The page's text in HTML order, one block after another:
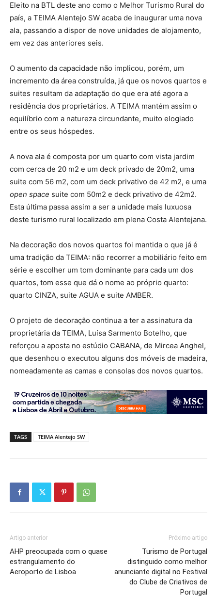
Eleito na BTL deste ano como o Melhor Turismo Rural do
país, a TEIMA Alentejo SW acaba de inaugurar uma nova
ala, passando a dispor de nove unidades de alojamento,
em vez das anteriores seis.
O aumento da capacidade não implicou, porém, um
incremento da área construída, já que os novos quartos e
suites resultam da adaptação do que era até agora a
residência dos proprietários. A TEIMA mantém assim o
equilíbrio com a natureza circundante, muito elogiado
entre os seus hóspedes.
A nova ala é composta por um quarto com vista jardim
com cerca de 20 m2 e um deck privado de 20m2, uma
suite com 56 m2, com um deck privativo de 42 m2, e uma
open space suite com 50m2 e deck privativo de 42m2.
Esta última passa assim a ser a unidade mais luxuosa
deste turismo rural localizado em plena Costa Alentejana.
Na decoração dos novos quartos foi mantida o que já é
uma tradição da TEIMA: não recorrer a mobiliário feito em
série e escolher um tom dominante para cada um dos
quartos, tom esse que dá o nome ao próprio quarto:
quarto CINZA, suite AGUA e suite AMBER.
O projeto de decoração continua a ter a assinatura da
proprietária da TEIMA, Luísa Sarmento Botelho, que
reforçou a aposta no estúdio CABANA, de Mircea Anghel,
que desenhou o executou alguns dos móveis de madeira,
nomeadamente as camas e consolas dos novos quartos.
TAGS TEIMA Alentejo SW
Artigo anterior
AHP preocupada com o quase
estrangulamento do
Aeroporto de Lisboa
Próximo artigo
Turismo de Portugal
distinguido como melhor
anunciante digital no Festival
do Clube de Criativos de
Portugal